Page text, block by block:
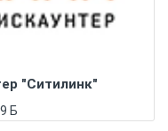
"Ситилинк"
Б